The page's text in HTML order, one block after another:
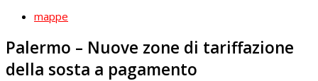
mappe
Palermo – Nuove zone di tariffazione
della sosta a pagamento